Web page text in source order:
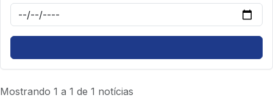
Mostrando 1 a 1 de 1 notícias